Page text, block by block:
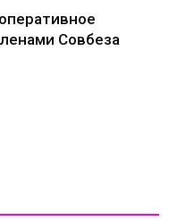
Совбеза